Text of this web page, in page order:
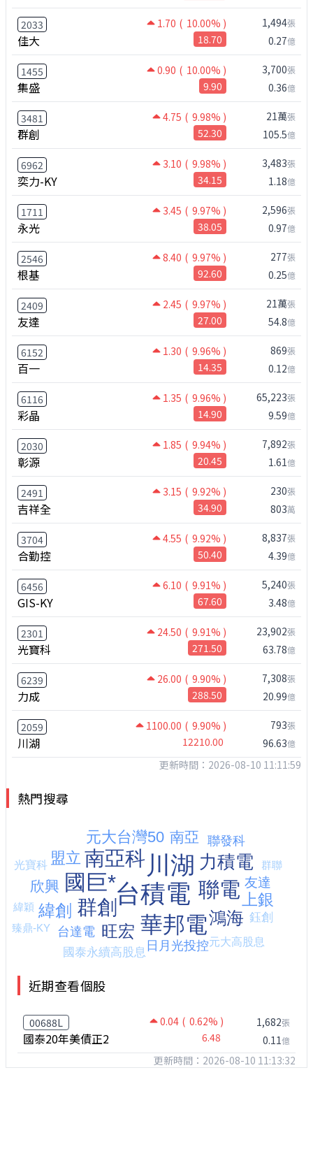
2033 1.70 ( 10.00% )
佳大 18.70
1,494張
0.27億
1455 0.90 ( 10.00% )
集盛 9.90
3,700張
0.36億
3481 4.75 ( 9.98% )
群創 52.30
21萬張
105.5億
6962 3.10 ( 9.98% )
奕力-KY 34.15
3,483張
1.18億
1711 3.45 ( 9.97% )
永光 38.05
2,596張
0.97億
2546 8.40 ( 9.97% )
根基 92.60
277張
0.25億
2409 2.45 ( 9.97% )
友達 27.00
21萬張
54.8億
6152 1.30 ( 9.96% )
百一 14.35
869張
0.12億
6116 1.35 ( 9.96% )
彩晶 14.90
65,223張
9.59億
2030 1.85 ( 9.94% )
彰源 20.45
7,892張
1.61億
2491 3.15 ( 9.92% )
吉祥全 34.90
230張
803萬
3704 4.55 ( 9.92% )
合勤控 50.40
8,837張
4.39億
6456 6.10 ( 9.91% )
GIS-KY 67.60
5,240張
3.48億
2301 24.50 ( 9.91% )
光寶科 271.50
23,902張
63.78億
6239 26.00 ( 9.90% )
力成 288.50
7,308張
20.99億
2059 1100.00 ( 9.90% )
川湖 12210.00
793張
96.63億
更新時間：2026-08-10 11:11:59
熱門搜尋
近期查看個股
00688L 0.04 ( 0.62% )
國泰20年美債正2 6.48
1,682張
0.11億
更新時間：2026-08-10 11:13:32